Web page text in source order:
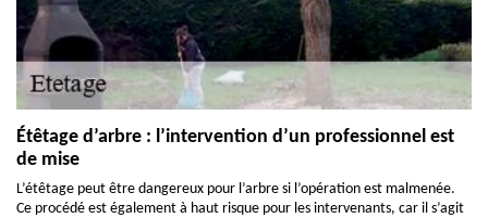
Étêtage d’arbre : l’intervention d’un professionnel est
de mise
L’étêtage peut être dangereux pour l’arbre si l’opération est malmenée.
Ce procédé est également à haut risque pour les intervenants, car il s’agit